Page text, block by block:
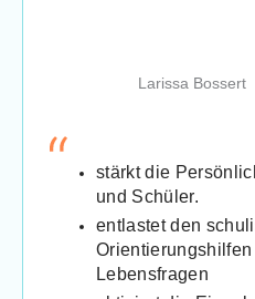
Larissa Bossert
stärkt die
und Schüler.
entlastet den
Lebensfragen